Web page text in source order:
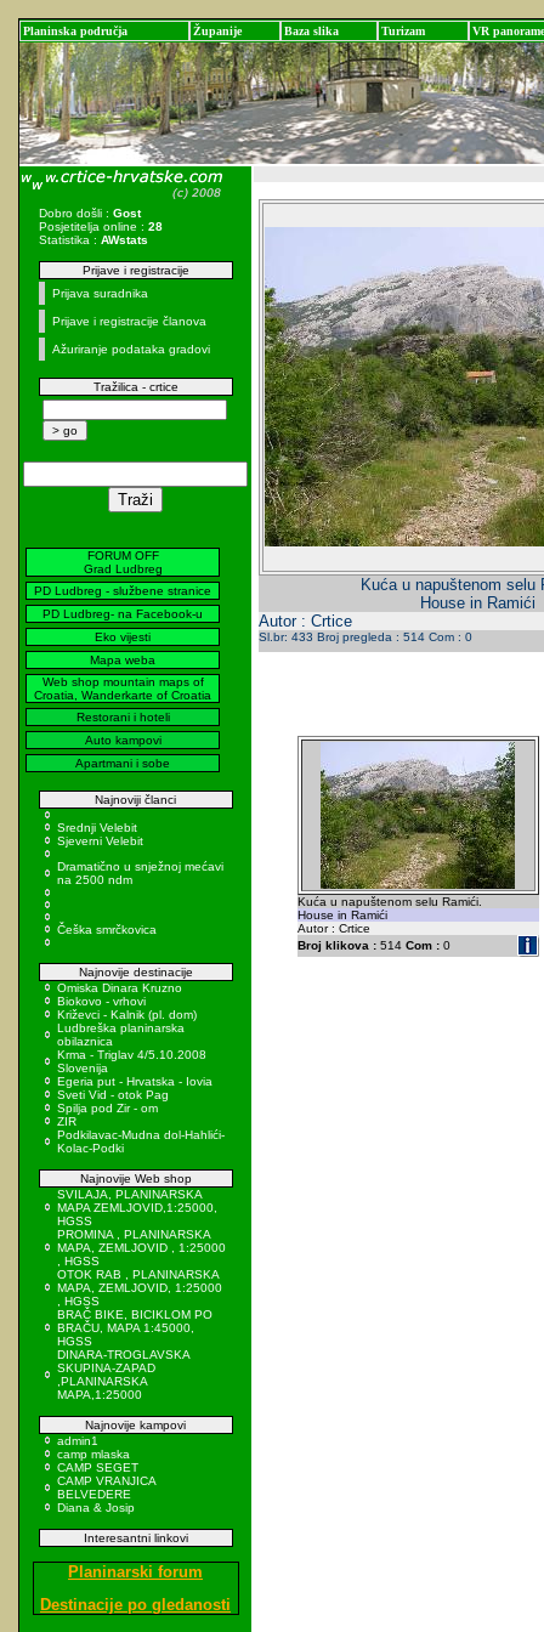
Planinska područja Županije Baza slika Turizam VR panorame
Dobro došli : Gost
Posjetitelja online : 28
Statistika : AWstats
Prijave i registracije
Prijava suradnika
Prijave i registracije članova
Ažuriranje podataka gradovi
Tražilica - crtice
FORUM OFF
Grad Ludbreg
PD Ludbreg - službene stranice
PD Ludbreg- na Facebook-u
Eko vijesti
Mapa weba
Web shop mountain maps of
Croatia, Wanderkarte of Croatia
Restorani i hoteli
Auto kampovi
Apartmani i sobe
Najnoviji članci
Srednji Velebit
Sjeverni Velebit
Dramatično u snježnoj mećavi
na 2500 ndm
Češka smrčkovica
Najnovije destinacije
Omiska Dinara Kruzno
Biokovo - vrhovi
Križevci - Kalnik (pl. dom)
Ludbreška planinarska
obilaznica
Krma - Triglav 4/5.10.2008
Slovenija
Egeria put - Hrvatska - Iovia
Sveti Vid - otok Pag
Spilja pod Zir - om
ZIR
Podkilavac-Mudna dol-Hahlići-
Kolac-Podki
Najnovije Web shop
SVILAJA, PLANINARSKA
MAPA ZEMLJOVID,1:25000,
HGSS
PROMINA , PLANINARSKA
MAPA, ZEMLJOVID , 1:25000
, HGSS
OTOK RAB , PLANINARSKA
MAPA, ZEMLJOVID, 1:25000
, HGSS
BRAČ BIKE, BICIKLOM PO
BRAČU, MAPA 1:45000,
HGSS
DINARA-TROGLAVSKA
SKUPINA-ZAPAD
,PLANINARSKA
MAPA,1:25000
Najnovije kampovi
admin1
camp mlaska
CAMP SEGET
CAMP VRANJICA
BELVEDERE
Diana & Josip
Interesantni linkovi
Planinarski forum
Destinacije po gledanosti
Kuća u napuštenom selu
House in Ramići
Autor : Crtice
Sl.br: 433 Broj pregleda : 514 Com : 0
Kuća u napuštenom selu Ramići.
House in Ramići
Autor : Crtice
Broj klikova :514 Com :0